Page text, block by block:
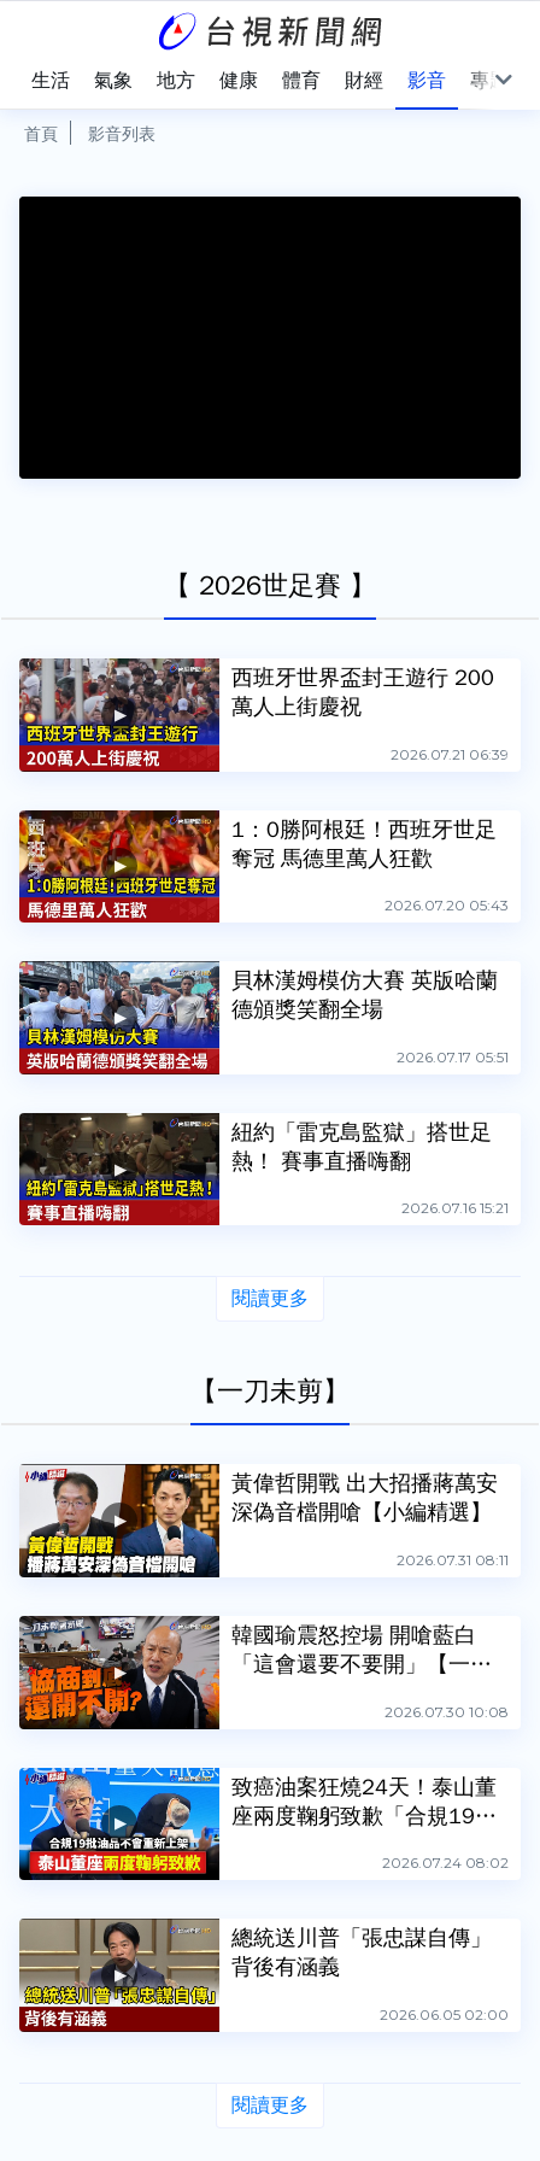
生活 氣象 地方 健康 體育 財經 影音 專題
首頁 影音列表
【 2026世足賽 】
西班牙世界盃封王遊行 200
萬人上街慶祝
2026.07.21 06:39
1：0勝阿根廷！西班牙世足
奪冠 馬德里萬人狂歡
2026.07.20 05:43
貝林漢姆模仿大賽 英版哈蘭
德頒獎笑翻全場
2026.07.17 05:51
紐約「雷克島監獄」搭世足
熱！ 賽事直播嗨翻
2026.07.16 15:21
閱讀更多
【一刀未剪】
黃偉哲開戰 出大招播蔣萬安
深偽音檔開嗆【小編精選】
2026.07.31 08:11
韓國瑜震怒控場 開嗆藍白
「這會還要不要開」【一刀
2026.07.30 10:08
致癌油案狂燒24天！泰山董
座兩度鞠躬致歉「合規19批
2026.07.24 08:02
總統送川普「張忠謀自傳」
背後有涵義
2026.06.05 02:00
閱讀更多